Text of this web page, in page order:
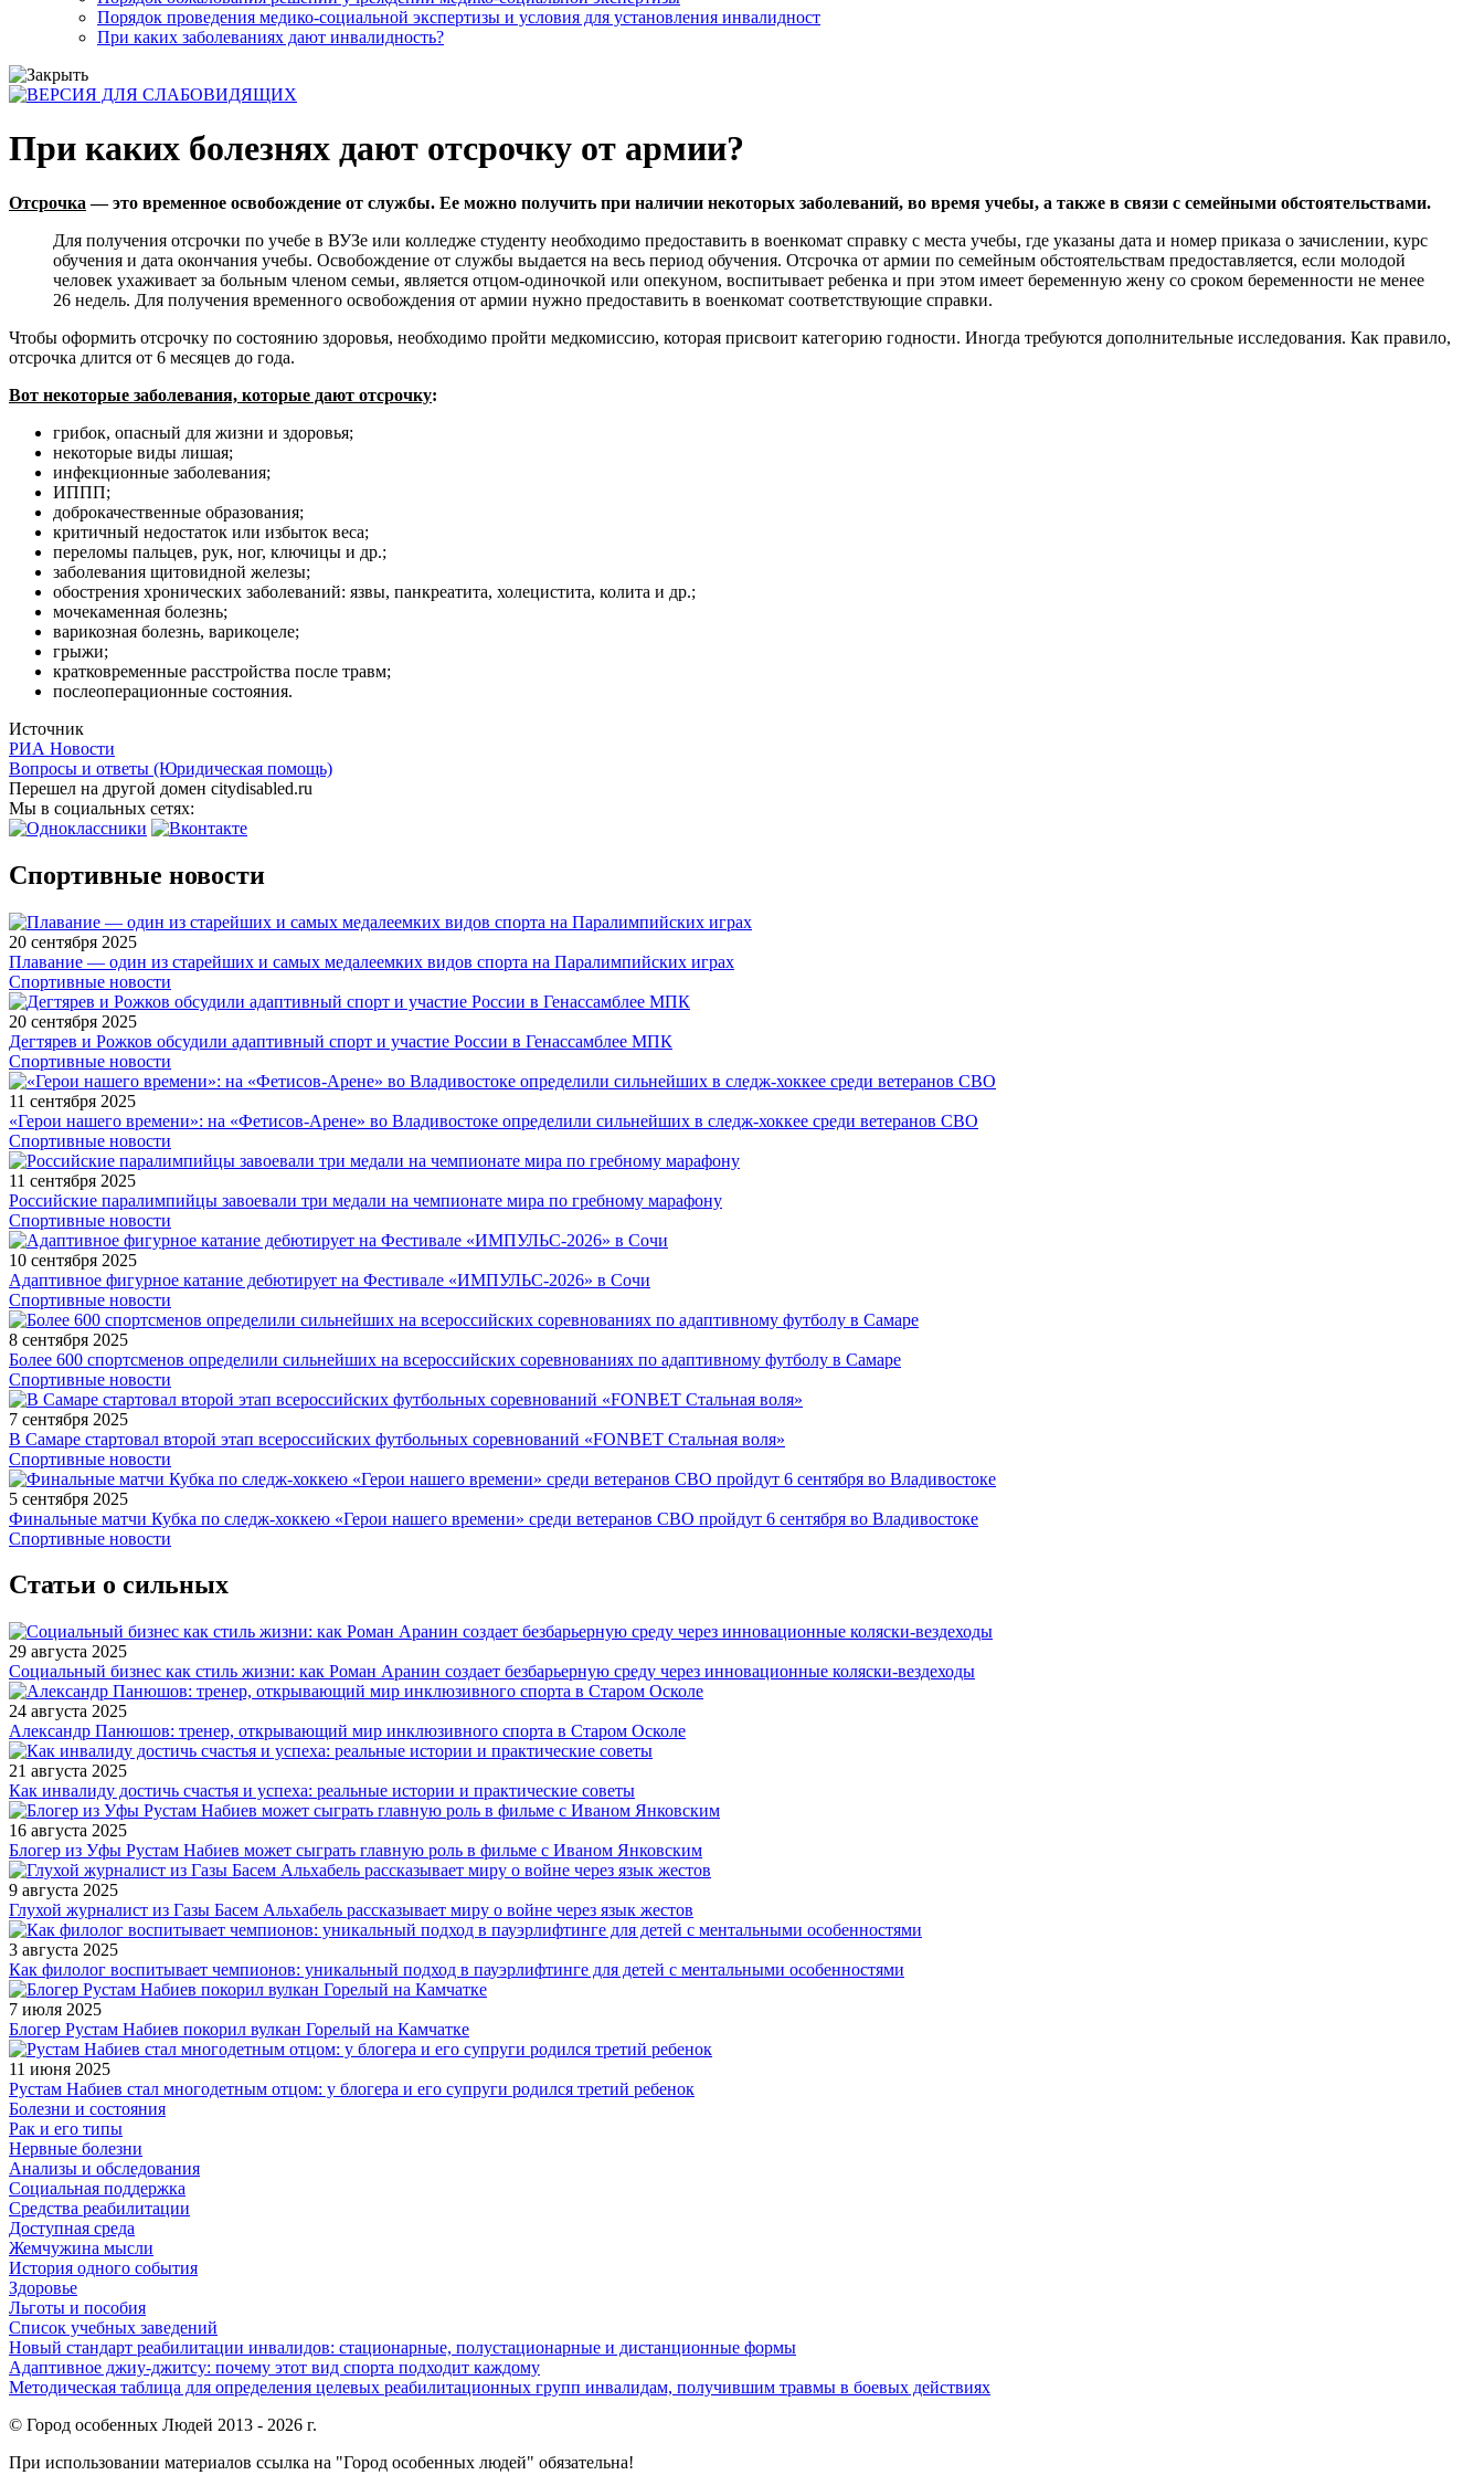
Порядок проведения медико-социальной экспертизы и условия для установления инвалидност
При каких заболеваниях дают инвалидность?
При каких болезнях дают отсрочку от армии?
Отсрочка — это временное освобождение от службы. Ее можно получить при наличии некоторых заболеваний, во время учебы, а также в связи с семейными обстоятельствами.
Для получения отсрочки по учебе в ВУЗе или колледже студенту необходимо предоставить в военкомат справку с места учебы, где указаны дата и номер приказа о зачислении, курс
обучения и дата окончания учебы. Освобождение от службы выдается на весь период обучения. Отсрочка от армии по семейным обстоятельствам предоставляется, если молодой
человек ухаживает за больным членом семьи, является отцом-одиночкой или опекуном, воспитывает ребенка и при этом имеет беременную жену со сроком беременности не менее
26 недель. Для получения временного освобождения от армии нужно предоставить в военкомат соответствующие справки.
Чтобы оформить отсрочку по состоянию здоровья, необходимо пройти медкомиссию, которая присвоит категорию годности. Иногда требуются дополнительные исследования. Как правило,
отсрочка длится от 6 месяцев до года.
Вот некоторые заболевания, которые дают отсрочку:
грибок, опасный для жизни и здоровья;
некоторые виды лишая;
инфекционные заболевания;
ИППП;
доброкачественные образования;
критичный недостаток или избыток веса;
переломы пальцев, рук, ног, ключицы и др.;
заболевания щитовидной железы;
обострения хронических заболеваний: язвы, панкреатита, холецистита, колита и др.;
мочекаменная болезнь;
варикозная болезнь, варикоцеле;
грыжи;
кратковременные расстройства после травм;
послеоперационные состояния.
Источник
РИА Новости
Вопросы и ответы (Юридическая помощь)
Перешел на другой домен citydisabled.ru
Мы в социальных сетях:
Спортивные новости
20 сентября 2025
Плавание — один из старейших и самых медалеемких видов спорта на Паралимпийских играх
Спортивные новости
20 сентября 2025
Дегтярев и Рожков обсудили адаптивный спорт и участие России в Генассамблее МПК
Спортивные новости
11 сентября 2025
«Герои нашего времени»: на «Фетисов-Арене» во Владивостоке определили сильнейших в следж-хоккее среди ветеранов СВО
Спортивные новости
11 сентября 2025
Российские паралимпийцы завоевали три медали на чемпионате мира по гребному марафону
Спортивные новости
10 сентября 2025
Адаптивное фигурное катание дебютирует на Фестивале «ИМПУЛЬС-2026» в Сочи
Спортивные новости
8 сентября 2025
Более 600 спортсменов определили сильнейших на всероссийских соревнованиях по адаптивному футболу в Самаре
Спортивные новости
7 сентября 2025
В Самаре стартовал второй этап всероссийских футбольных соревнований «FONBET Стальная воля»
Спортивные новости
5 сентября 2025
Финальные матчи Кубка по следж-хоккею «Герои нашего времени» среди ветеранов СВО пройдут 6 сентября во Владивостоке
Спортивные новости
Статьи о сильных
29 августа 2025
Социальный бизнес как стиль жизни: как Роман Аранин создает безбарьерную среду через инновационные коляски-вездеходы
24 августа 2025
Александр Панюшов: тренер, открывающий мир инклюзивного спорта в Старом Осколе
21 августа 2025
Как инвалиду достичь счастья и успеха: реальные истории и практические советы
16 августа 2025
Блогер из Уфы Рустам Набиев может сыграть главную роль в фильме с Иваном Янковским
9 августа 2025
Глухой журналист из Газы Басем Альхабель рассказывает миру о войне через язык жестов
3 августа 2025
Как филолог воспитывает чемпионов: уникальный подход в пауэрлифтинге для детей с ментальными особенностями
7 июля 2025
Блогер Рустам Набиев покорил вулкан Горелый на Камчатке
11 июня 2025
Рустам Набиев стал многодетным отцом: у блогера и его супруги родился третий ребенок
Болезни и состояния
Рак и его типы
Нервные болезни
Анализы и обследования
Социальная поддержка
Средства реабилитации
Доступная среда
Жемчужина мысли
История одного события
Здоровье
Льготы и пособия
Список учебных заведений
Новый стандарт реабилитации инвалидов: стационарные, полустационарные и дистанционные формы
Адаптивное джиу-джитсу: почему этот вид спорта подходит каждому
Методическая таблица для определения целевых реабилитационных групп инвалидам, получившим травмы в боевых действиях
© Город особенных Людей 2013 - 2026 г.
При использовании материалов ссылка на "Город особенных людей" обязательна!